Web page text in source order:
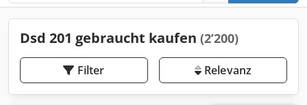
Dsd 201 gebraucht kaufen (2’200)
Filter Relevanz